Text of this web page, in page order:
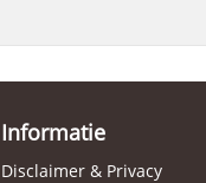
Informatie
Disclaimer & Privacy